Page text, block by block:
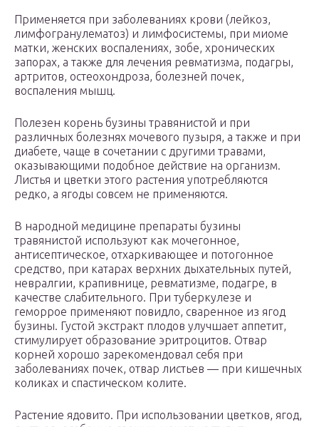
Применяется при заболеваниях крови (лейкоз,
лимфогранулематоз) и лимфосистемы, при миоме
матки, женских воспалениях, зобе, хронических
запорах, а также для лечения ревматизма, подагры,
артритов, остеохондроза, болезней почек,
воспаления мышц.
Полезен корень бузины травянистой и при
различных болезнях мочевого пузыря, а также и при
диабете, чаще в сочетании с другими травами,
оказывающими подобное действие на организм.
Листья и цветки этого растения употребляются
редко, а ягоды совсем не применяются.
В народной медицине препараты бузины
травянистой используют как мочегонное,
антисептическое, отхаркивающее и потогонное
средство, при катарах верхних дыхательных путей,
невралгии, крапивнице, ревматизме, подагре, в
качестве слабительного. При туберкулезе и
геморрое применяют повидло, сваренное из ягод
бузины. Густой экстракт плодов улучшает аппетит,
стимулирует образование эритроцитов. Отвар
корней хорошо зарекомендовал себя при
заболеваниях почек, отвар листьев — при кишечных
коликах и спастическом колите.
Растение ядовито. При использовании цветков, ягод,